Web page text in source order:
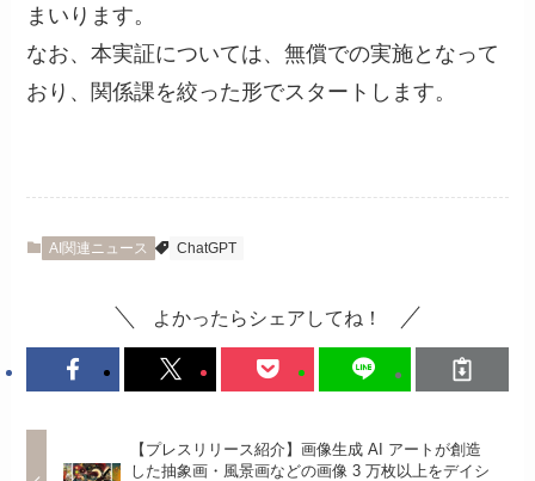
まいります。
なお、本実証については、無償での実施となって
おり、関係課を絞った形でスタートします。
AI関連ニュース ChatGPT
よかったらシェアしてね！
【プレスリリース紹介】画像生成 AI アートが創造
した抽象画・風景画などの画像 3 万枚以上をデイシ